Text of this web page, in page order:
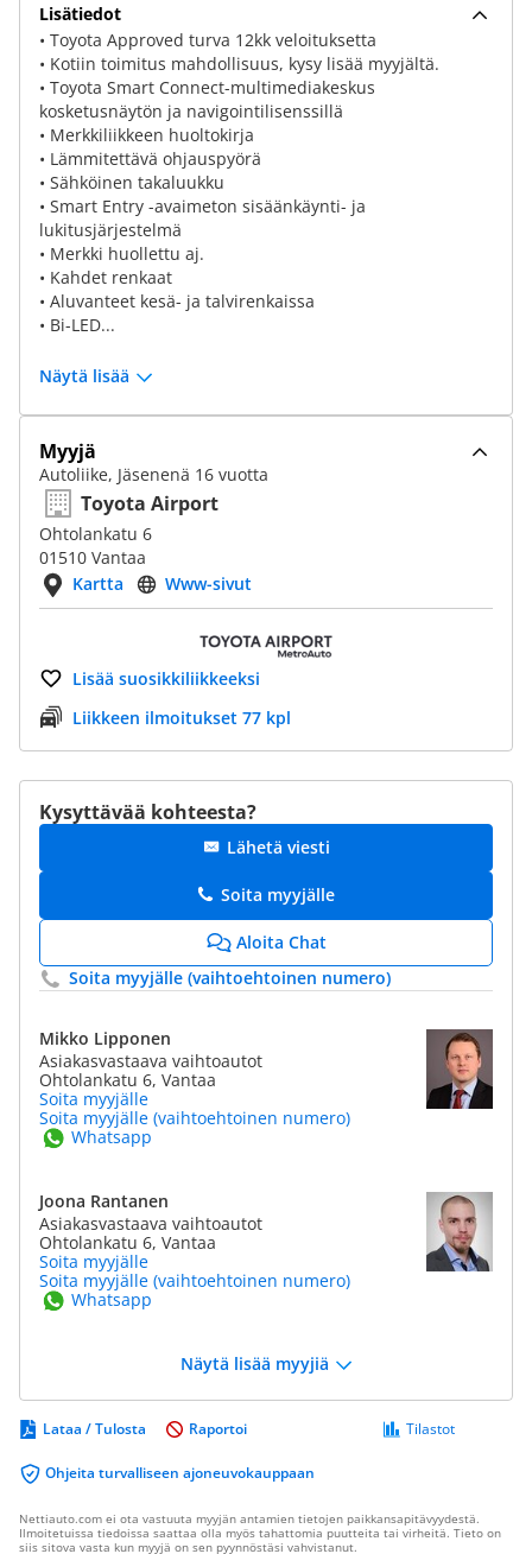
Lisätiedot
• Toyota Approved turva 12kk veloituksetta
• Kotiin toimitus mahdollisuus, kysy lisää myyjältä.
• Toyota Smart Connect-multimediakeskus
kosketusnäytön ja navigointilisenssillä
• Merkkiliikkeen huoltokirja
• Lämmitettävä ohjauspyörä
• Sähköinen takaluukku
• Smart Entry -avaimeton sisäänkäynti- ja
lukitusjärjestelmä
• Merkki huollettu aj.
• Kahdet renkaat
• Aluvanteet kesä- ja talvirenkaissa
• Bi-LED...
Näytä lisää
Myyjä
Autoliike, Jäsenenä 16 vuotta
Toyota Airport
Ohtolankatu 6
01510 Vantaa
Kartta
Www-sivut
Lisää suosikkiliikkeeksi
Liikkeen ilmoitukset 77 kpl
Kysyttävää kohteesta?
Lähetä viesti
Soita myyjälle
Aloita Chat
Soita myyjälle (vaihtoehtoinen numero)
Mikko Lipponen
Asiakasvastaava vaihtoautot
Ohtolankatu 6, Vantaa
Soita myyjälle
Soita myyjälle (vaihtoehtoinen numero)
Whatsapp
Joona Rantanen
Asiakasvastaava vaihtoautot
Ohtolankatu 6, Vantaa
Soita myyjälle
Soita myyjälle (vaihtoehtoinen numero)
Whatsapp
Näytä lisää myyjiä
Lataa / Tulosta
Ohjeita turvalliseen ajoneuvokauppaan
Tilastot
Raportoi
Nettiauto.com ei ota vastuuta myyjän antamien tietojen paikkansapitävyydestä.
Ilmoitetuissa tiedoissa saattaa olla myös tahattomia puutteita tai virheitä. Tieto on
siis sitova vasta kun myyjä on sen pyynnöstäsi vahvistanut.